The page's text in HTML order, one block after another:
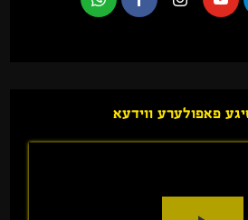
פאפולערע ווידעא